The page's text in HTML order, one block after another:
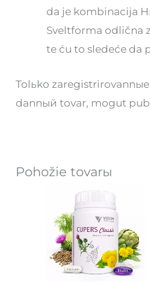
da je kombinacija
Sveltforma odlična
te ću to sledeće da
Tolьko
dannый tovar, mogut
Pohožie tovarы